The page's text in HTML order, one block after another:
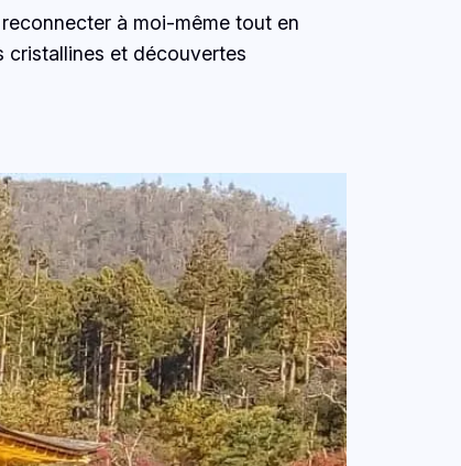
à moi-même tout en
cristallines et découvertes